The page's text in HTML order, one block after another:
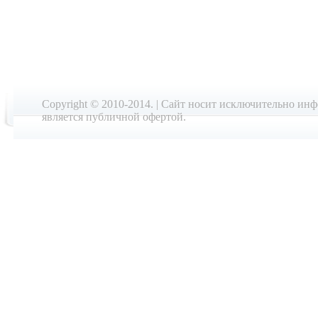
Copyright © 2010-2014. | Cайт носит исключительно
является публичной офертой.